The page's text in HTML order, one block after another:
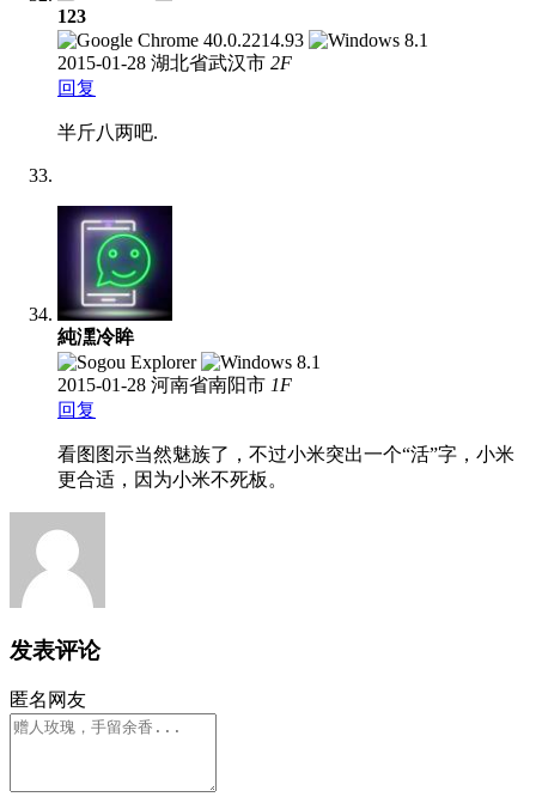
123
2015-01-28 湖北省武汉市 2F
回复
半斤八两吧.
純潶冷眸
2015-01-28 河南省南阳市 1F
回复
看图图示当然魅族了，不过小米突出一个“活”字，小米
更合适，因为小米不死板。
发表评论
匿名网友